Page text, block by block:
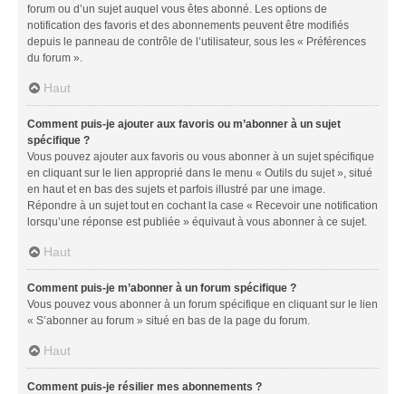
forum ou d’un sujet auquel vous êtes abonné. Les options de
notification des favoris et des abonnements peuvent être modifiés
depuis le panneau de contrôle de l’utilisateur, sous les « Préférences
du forum ».
Haut
Comment puis-je ajouter aux favoris ou m’abonner à un sujet
spécifique ?
Vous pouvez ajouter aux favoris ou vous abonner à un sujet spécifique
en cliquant sur le lien approprié dans le menu « Outils du sujet », situé
en haut et en bas des sujets et parfois illustré par une image.
Répondre à un sujet tout en cochant la case « Recevoir une notification
lorsqu’une réponse est publiée » équivaut à vous abonner à ce sujet.
Haut
Comment puis-je m’abonner à un forum spécifique ?
Vous pouvez vous abonner à un forum spécifique en cliquant sur le lien
« S’abonner au forum » situé en bas de la page du forum.
Haut
Comment puis-je résilier mes abonnements ?